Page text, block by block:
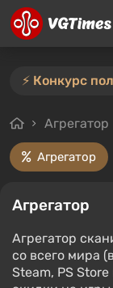
Агрегатор
Агрегатор
Агрегатор
Агрегатор
со всего мира
Steam, PS